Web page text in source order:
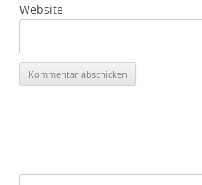
Website